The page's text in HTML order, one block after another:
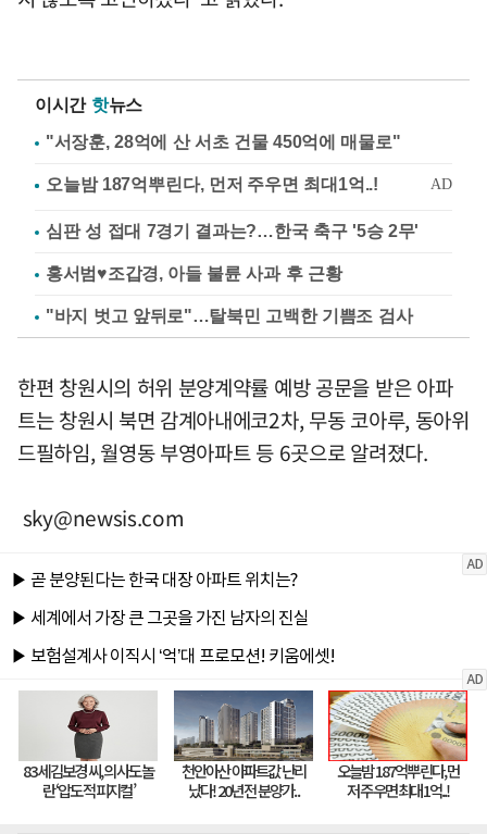
이시간 핫뉴스
"서장훈, 28억에 산 서초 건물 450억에 매물로"
심판 성 접대 7경기 결과는?…한국 축구 '5승 2무'
홍서범♥조갑경, 아들 불륜 사과 후 근황
"바지 벗고 앞뒤로"…탈북민 고백한 기쁨조 검사
한편 창원시의 허위 분양계약률 예방 공문을 받은 아파
트는 창원시 북면 감계아내에코2차, 무동 코아루, 동아위
드필하임, 월영동 부영아파트 등 6곳으로 알려졌다.
sky@newsis.com